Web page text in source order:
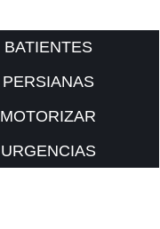
BATIENTES
PERSIANAS
MOTORIZAR
URGENCIAS